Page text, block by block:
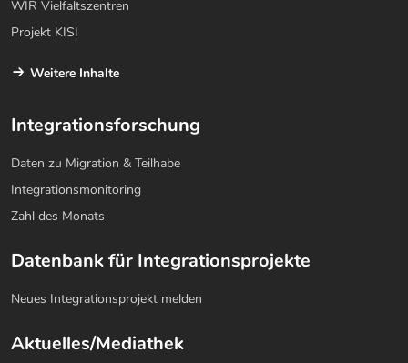
WIR Vielfaltszentren
Projekt KISI
Weitere Inhalte
Integrationsforschung
Daten zu Migration & Teilhabe
Integrationsmonitoring
Zahl des Monats
Datenbank für Integrationsprojekte
Neues Integrationsprojekt melden
Aktuelles/Mediathek